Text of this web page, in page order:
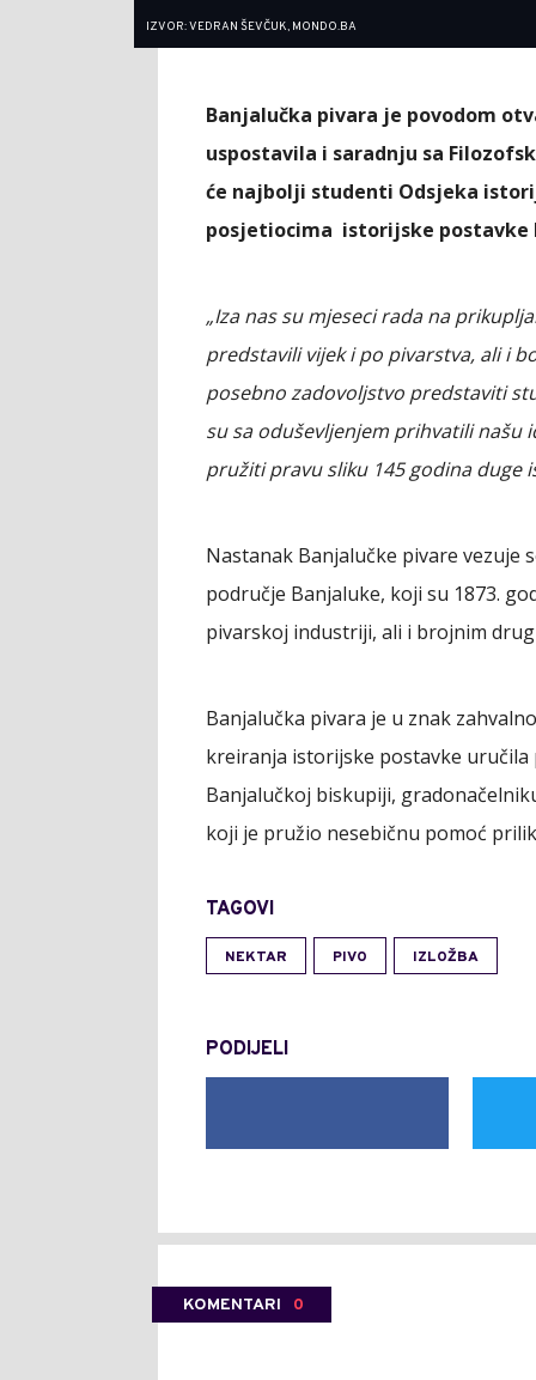
IZVOR: VEDRAN ŠEVČUK, MONDO.BA
Banjalučka pivara je povodom
uspostavila i saradnju sa
će najbolji studenti Odsjeka
posjetiocima istorijske postavke
„Iza nas su mjeseci rada na
predstavili vijek i po pivarstva, ali i
posebno zadovoljstvo predstaviti
su sa oduševljenjem prihvatili našu
pružiti pravu sliku 145 godina duge
Nastanak Banjalučke pivare vezuje
područje Banjaluke, koji su 1873.
pivarskoj industriji, ali i brojnim
Banjalučka pivara je u znak
kreiranja istorijske postavke uručila
Banjalučkoj biskupiji,
koji je pružio nesebičnu pomoć
TAGOVI
NEKTAR PIVO IZLOŽBA
PODIJELI
KOMENTARI 0